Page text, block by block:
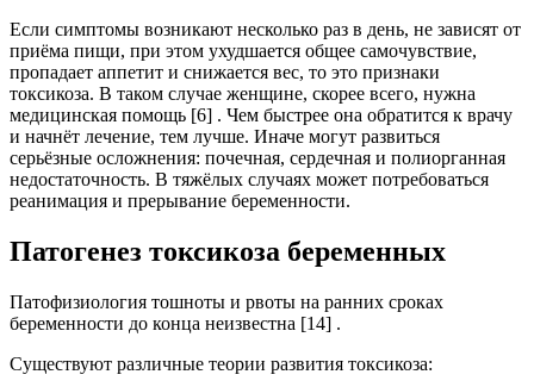
Если симптомы возникают несколько раз в день, не зависят от
приёма пищи, при этом ухудшается общее самочувствие,
пропадает аппетит и снижается вес, то это признаки
токсикоза. В таком случае женщине, скорее всего, нужна
медицинская помощь [6] . Чем быстрее она обратится к врачу
и начнёт лечение, тем лучше. Иначе могут развиться
серьёзные осложнения: почечная, сердечная и полиорганная
недостаточность. В тяжёлых случаях может потребоваться
реанимация и прерывание беременности.
Патогенез токсикоза беременных
Патофизиология тошноты и рвоты на ранних сроках
беременности до конца неизвестна [14] .
Существуют различные теории развития токсикоза: